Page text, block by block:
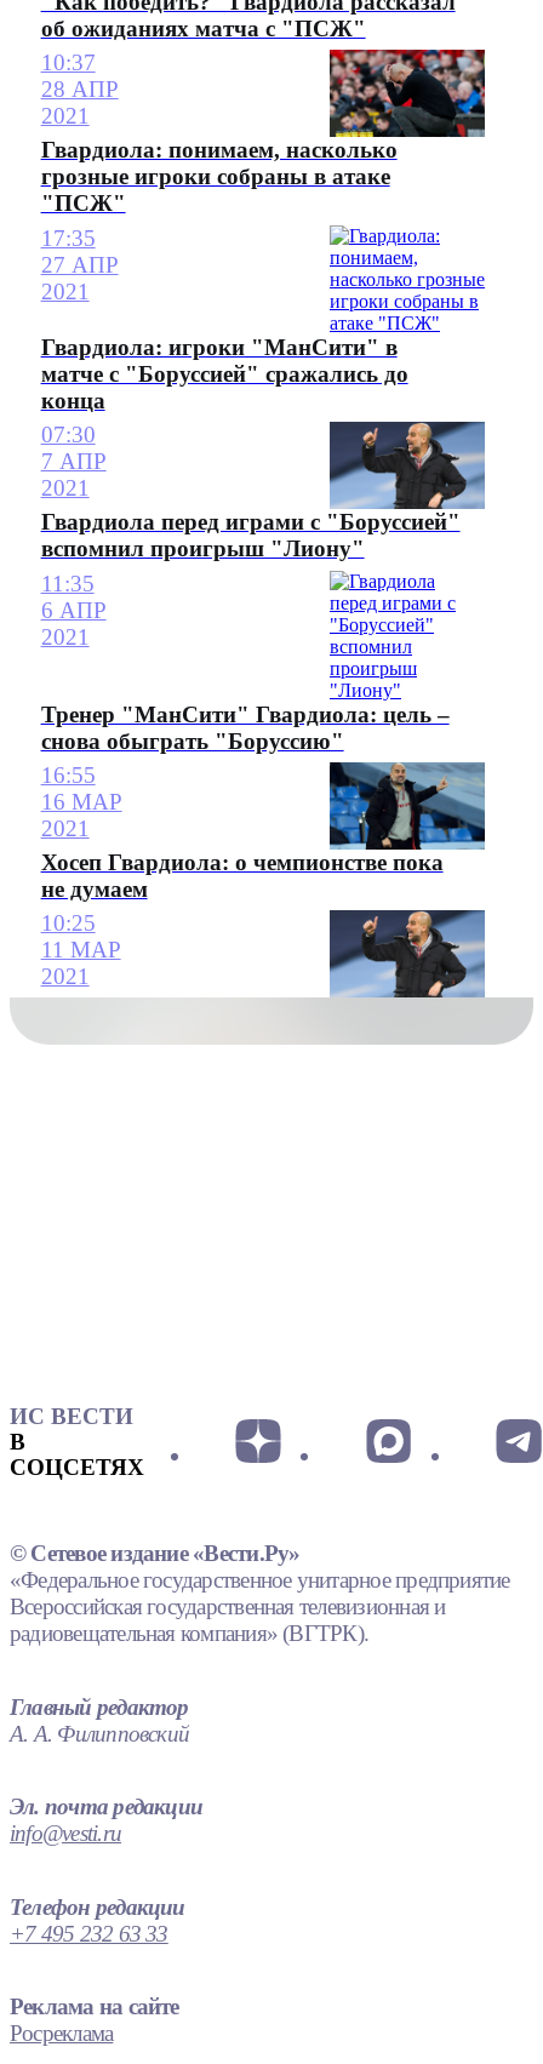
об ожиданиях матча с "ПСЖ"
10:37
28 АПР
2021
Гвардиола: понимаем, насколько
грозные игроки собраны в атаке
"ПСЖ"
17:35
27 АПР
2021
Гвардиола: игроки "МанСити" в
матче с "Боруссией" сражались до
конца
07:30
7 АПР
2021
Гвардиола перед играми с "Боруссией"
вспомнил проигрыш "Лиону"
11:35
6 АПР
2021
Тренер "МанСити" Гвардиола: цель –
снова обыграть "Боруссию"
16:55
16 МАР
2021
Хосеп Гвардиола: о чемпионстве пока
не думаем
10:25
11 МАР
2021
ИС ВЕСТИ
В
СОЦСЕТЯХ
© Сетевое издание «Вести.Ру»
«Федеральное государственное унитарное предприятие
Всероссийская государственная телевизионная и
радиовещательная компания» (ВГТРК).
Главный редактор
А. А. Филипповский
Эл. почта редакции
info@vesti.ru
Телефон редакции
+7 495 232 63 33
Реклама на сайте
Росреклама